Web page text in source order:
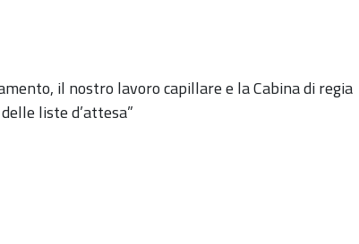
il nostro lavoro capillare e la Cabina di regia
liste d’attesa”